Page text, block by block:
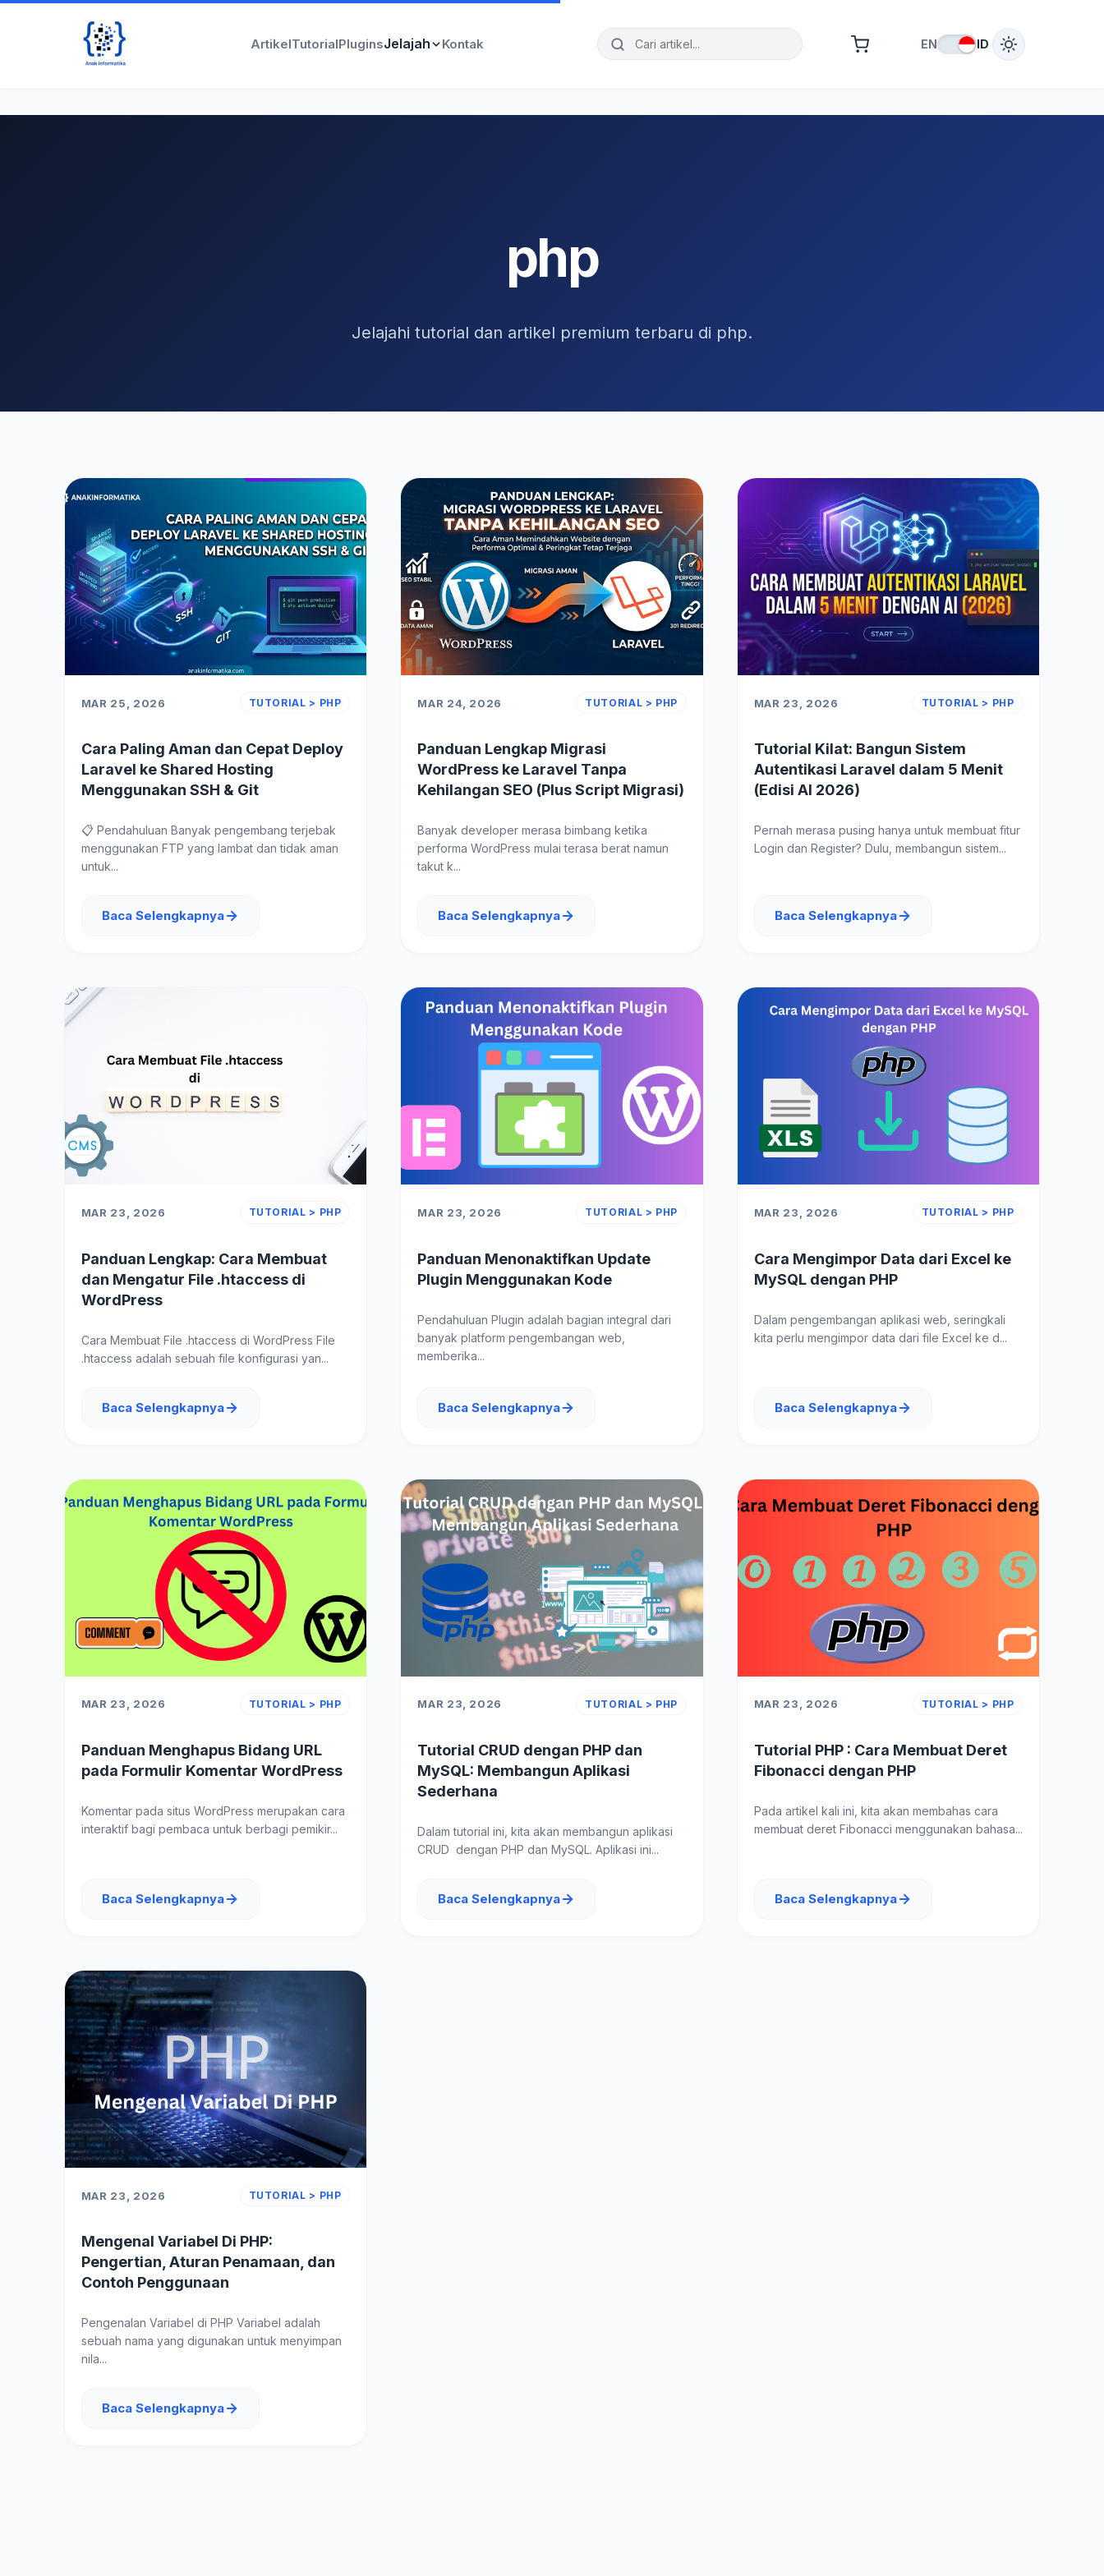
ArtikelTutorialPluginsJelajah Kontak EN ID
php
Jelajahi tutorial dan artikel premium terbaru di php.
MAR 25, 2026 TUTORIAL > PHP
Cara Paling Aman dan Cepat Deploy
Laravel ke Shared Hosting
Menggunakan SSH & Git
📋 Pendahuluan Banyak pengembang terjebak
menggunakan FTP yang lambat dan tidak aman
untuk...
Baca Selengkapnya
MAR 24, 2026 TUTORIAL > PHP
Panduan Lengkap Migrasi
WordPress ke Laravel Tanpa
Kehilangan SEO (Plus Script Migrasi)
Banyak developer merasa bimbang ketika
performa WordPress mulai terasa berat namun
takut k...
Baca Selengkapnya
MAR 23, 2026 TUTORIAL > PHP
Tutorial Kilat: Bangun Sistem
Autentikasi Laravel dalam 5 Menit
(Edisi AI 2026)
Pernah merasa pusing hanya untuk membuat fitur
Login dan Register? Dulu, membangun sistem...
Baca Selengkapnya
MAR 23, 2026 TUTORIAL > PHP
Panduan Lengkap: Cara Membuat
dan Mengatur File .htaccess di
WordPress
Cara Membuat File .htaccess di WordPress File
.htaccess adalah sebuah file konfigurasi yan...
Baca Selengkapnya
MAR 23, 2026 TUTORIAL > PHP
Panduan Menonaktifkan Update
Plugin Menggunakan Kode
Pendahuluan Plugin adalah bagian integral dari
banyak platform pengembangan web,
memberika...
Baca Selengkapnya
MAR 23, 2026 TUTORIAL > PHP
Cara Mengimpor Data dari Excel ke
MySQL dengan PHP
Dalam pengembangan aplikasi web, seringkali
kita perlu mengimpor data dari file Excel ke d...
Baca Selengkapnya
MAR 23, 2026 TUTORIAL > PHP
Panduan Menghapus Bidang URL
pada Formulir Komentar WordPress
Komentar pada situs WordPress merupakan cara
interaktif bagi pembaca untuk berbagi pemikir...
Baca Selengkapnya
MAR 23, 2026 TUTORIAL > PHP
Tutorial CRUD dengan PHP dan
MySQL: Membangun Aplikasi
Sederhana
Dalam tutorial ini, kita akan membangun aplikasi
CRUD dengan PHP dan MySQL. Aplikasi ini...
Baca Selengkapnya
MAR 23, 2026 TUTORIAL > PHP
Tutorial PHP : Cara Membuat Deret
Fibonacci dengan PHP
Pada artikel kali ini, kita akan membahas cara
membuat deret Fibonacci menggunakan bahasa...
Baca Selengkapnya
MAR 23, 2026 TUTORIAL > PHP
Mengenal Variabel Di PHP:
Pengertian, Aturan Penamaan, dan
Contoh Penggunaan
Pengenalan Variabel di PHP Variabel adalah
sebuah nama yang digunakan untuk menyimpan
nila...
Baca Selengkapnya